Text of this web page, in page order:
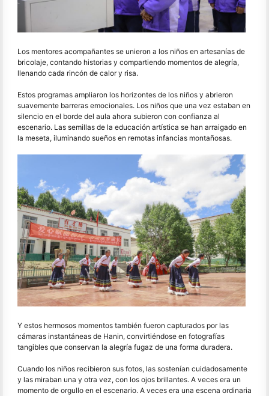
Los mentores acompañantes se unieron a los niños en artesanías de
bricolaje, contando historias y compartiendo momentos de alegría,
llenando cada rincón de calor y risa.
Estos programas ampliaron los horizontes de los niños y abrieron
suavemente barreras emocionales. Los niños que una vez estaban en
silencio en el borde del aula ahora subieron con confianza al
escenario. Las semillas de la educación artística se han arraigado en
la meseta, iluminando sueños en remotas infancias montañosas.
Y estos hermosos momentos también fueron capturados por las
cámaras instantáneas de Hanin, convirtiéndose en fotografías
tangibles que conservan la alegría fugaz de una forma duradera.
Cuando los niños recibieron sus fotos, las sostenían cuidadosamente
y las miraban una y otra vez, con los ojos brillantes. A veces era un
momento de orgullo en el escenario. A veces era una escena ordinaria